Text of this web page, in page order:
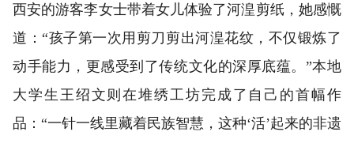
西安的游客李女士带着女儿体验了河湟剪纸，她感慨
道：“孩子第一次用剪刀剪出河湟花纹，不仅锻炼了
动手能力，更感受到了传统文化的深厚底蕴。”本地
大学生王绍文则在堆绣工坊完成了自己的首幅作
品：“一针一线里藏着民族智慧，这种‘活’起来的非遗